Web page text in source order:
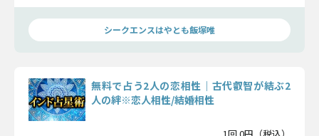
事な2人の相性を霊視で占います。
シークエンスはやとも飯塚唯
無料で占う2人の恋相性｜古代叡智が結ぶ2
人の絆※恋人相性/結婚相性